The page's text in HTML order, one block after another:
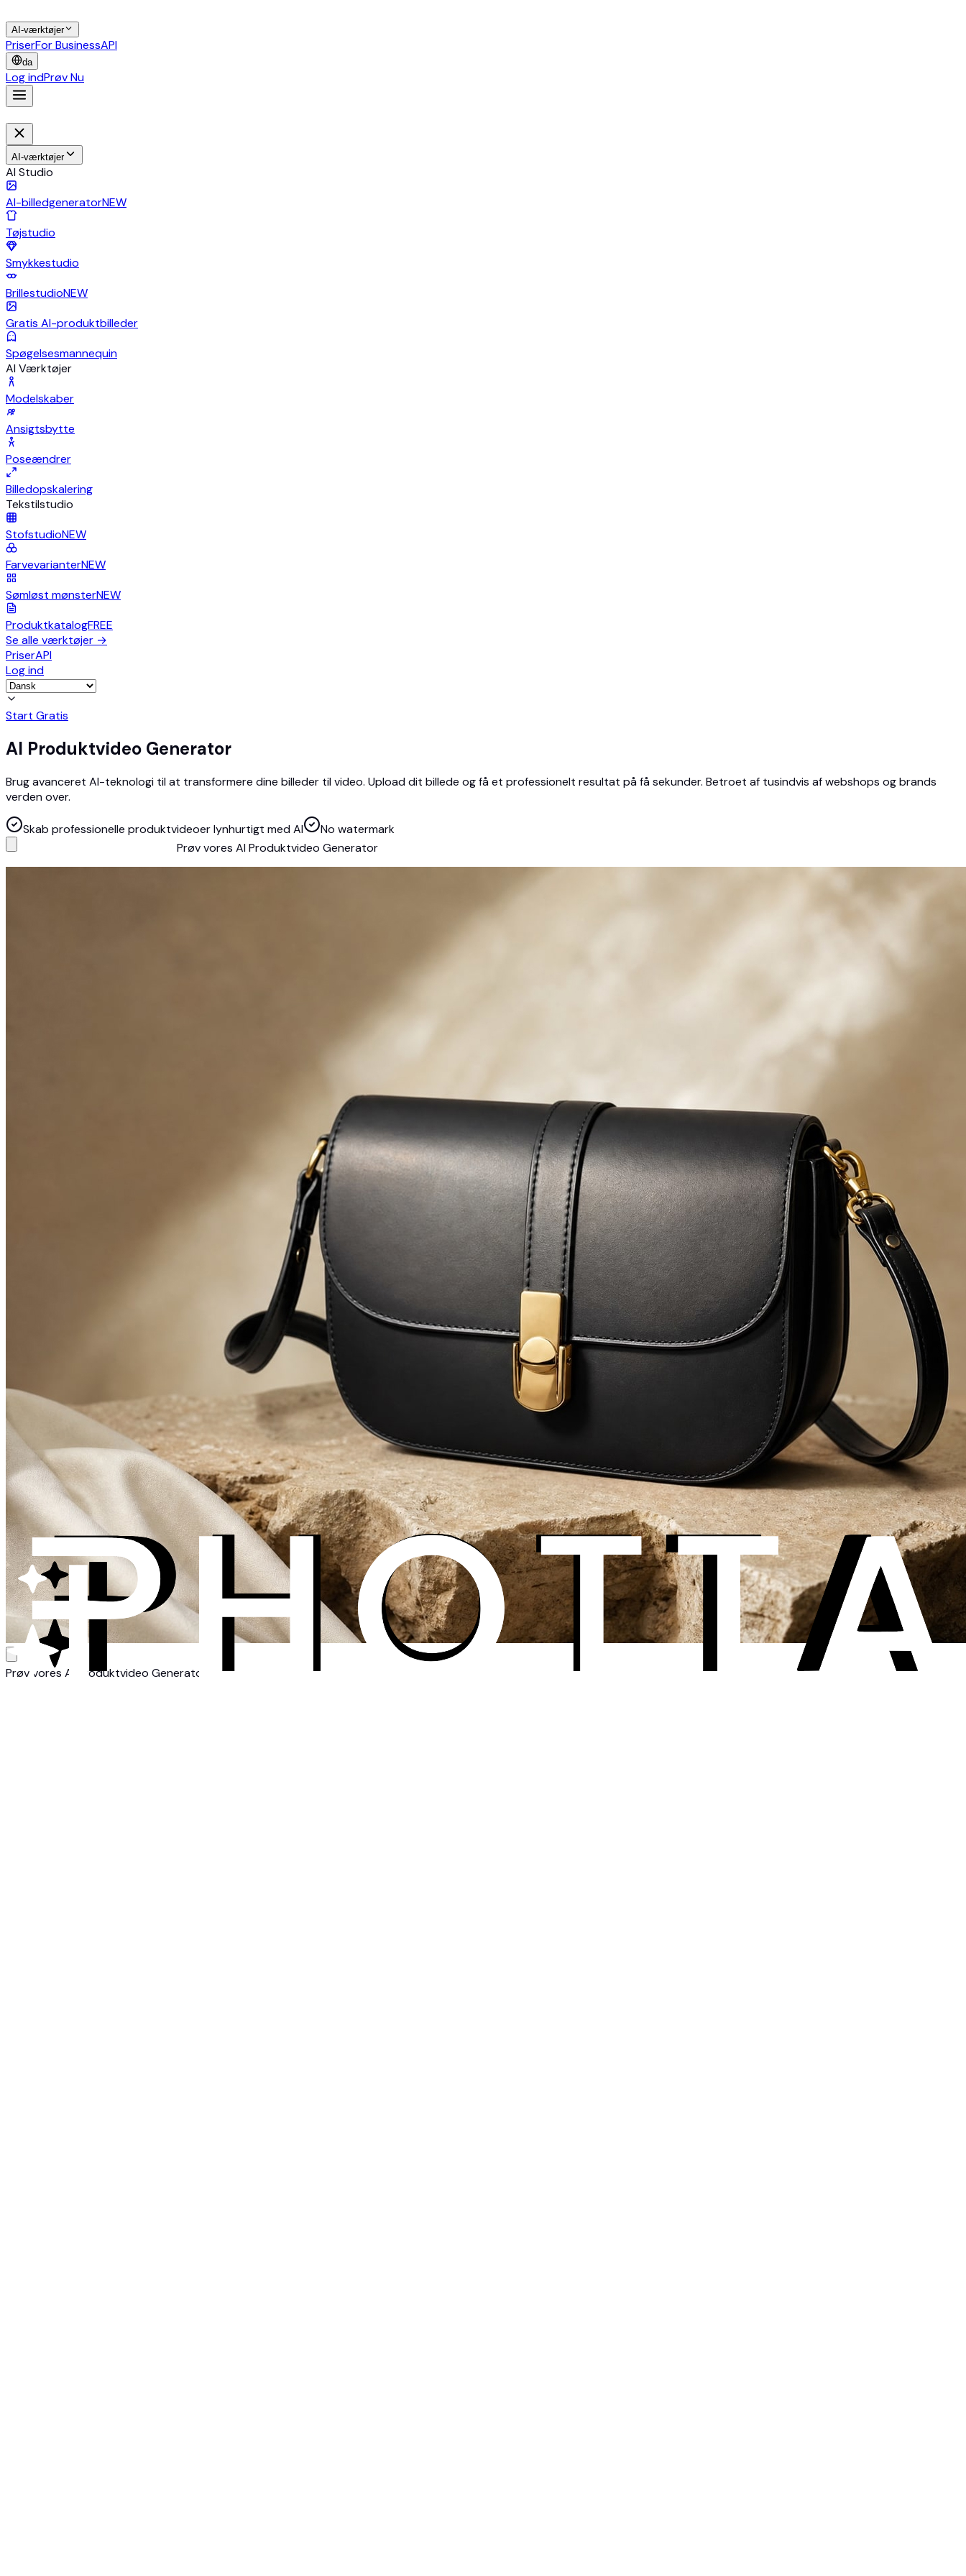
AI-værktøjer
PriserFor BusinessAPI
da
Log indPrøv Nu
AI-værktøjer
AI Studio
AI-billedgeneratorNEW
Tøjstudio
Smykkestudio
BrillestudioNEW
Gratis AI-produktbilleder
Spøgelsesmannequin
AI Værktøjer
Modelskaber
Ansigtsbytte
Poseændrer
Billedopskalering
Tekstilstudio
StofstudioNEW
FarvevarianterNEW
Sømløst mønsterNEW
ProduktkatalogFREE
Se alle værktøjer →
PriserAPI
Log ind
Start Gratis
AI Produktvideo Generator
Brug avanceret AI-teknologi til at transformere dine billeder til video. Upload dit billede og få et professionelt resultat på få sekunder. Betroet af tusindvis af webshops og brands
verden over.
Skab professionelle produktvideoer lynhurtigt med AI
No watermark
Prøv vores AI Produktvideo Generator
Prøv vores AI Produktvideo Generator